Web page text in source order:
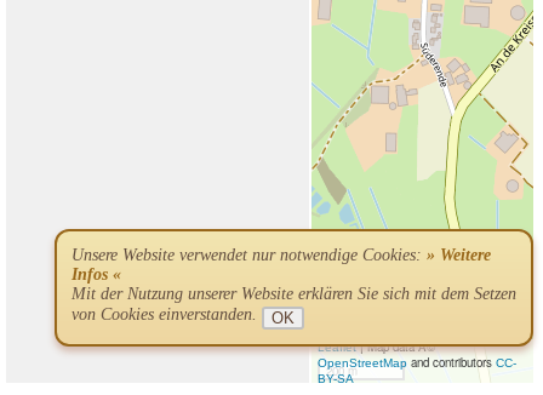
Unsere Website verwendet nur notwendige Cookies: » Weitere
Infos «
Mit der Nutzung unserer Website erklären Sie sich mit dem Setzen
von Cookies einverstanden.
OK